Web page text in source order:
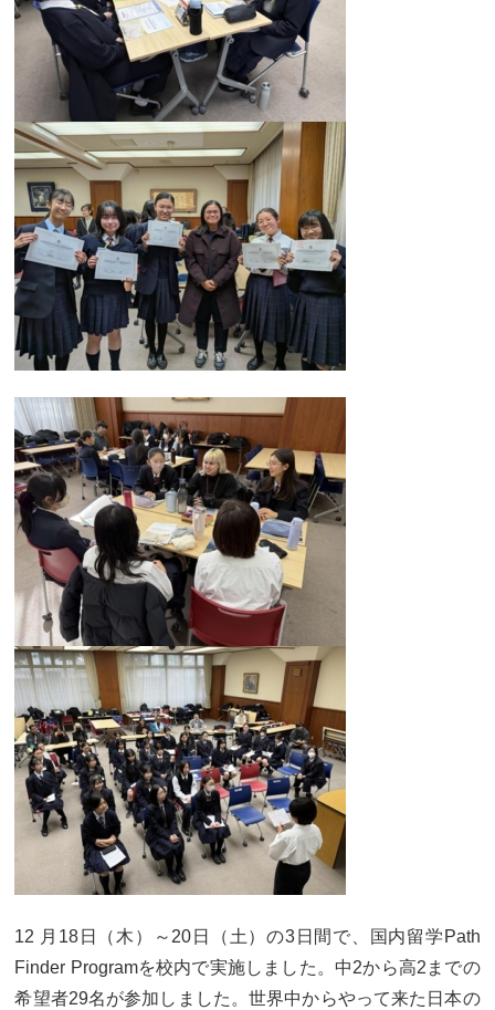
国際交流
国際交流行事 1年留学の制度
1年留学の留学先 本校の姉妹校・友好校
入試関連情報
学校説明会等イベント情報 デジタルパンフレット
募集要項 入試結果
入試問題 入試Q&A
卒業生及び卒業生保護者の方へ
KICHIJO NEWS
アクセス
お問い合わせ 個人情報保護について
12 月18日（木）～20日（土）の3日間で、国内留学Path
Finder Programを校内で実施しました。中2から高2までの
希望者29名が参加しました。世界中からやって来た日本の